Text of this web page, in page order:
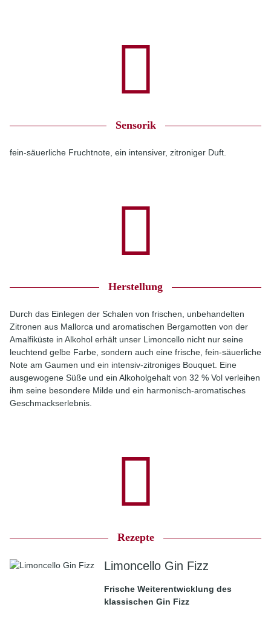
Sensorik
fein-säuerliche Fruchtnote, ein intensiver, zitroniger Duft.
Herstellung
Durch das Einlegen der Schalen von frischen, unbehandelten
Zitronen aus Mallorca und aromatischen Bergamotten von der
Amalfiküste in Alkohol erhält unser Limoncello nicht nur seine
leuchtend gelbe Farbe, sondern auch eine frische, fein-säuerliche
Note am Gaumen und ein intensiv-zitroniges Bouquet. Eine
ausgewogene Süße und ein Alkoholgehalt von 32 % Vol verleihen
ihm seine besondere Milde und ein harmonisch-aromatisches
Geschmackserlebnis.
Rezepte
Limoncello Gin Fizz
Frische Weiterentwicklung des
klassischen Gin Fizz